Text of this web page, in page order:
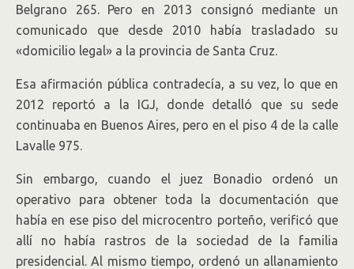
Belgrano 265. Pero en 2013 consignó mediante un
comunicado que desde 2010 había trasladado su
«domicilio legal» a la provincia de Santa Cruz.
Esa afirmación pública contradecía, a su vez, lo que en
2012 reportó a la IGJ, donde detalló que su sede
continuaba en Buenos Aires, pero en el piso 4 de la calle
Lavalle 975.
Sin embargo, cuando el juez Bonadio ordenó un
operativo para obtener toda la documentación que
había en ese piso del microcentro porteño, verificó que
allí no había rastros de la sociedad de la familia
presidencial. Al mismo tiempo, ordenó un allanamiento